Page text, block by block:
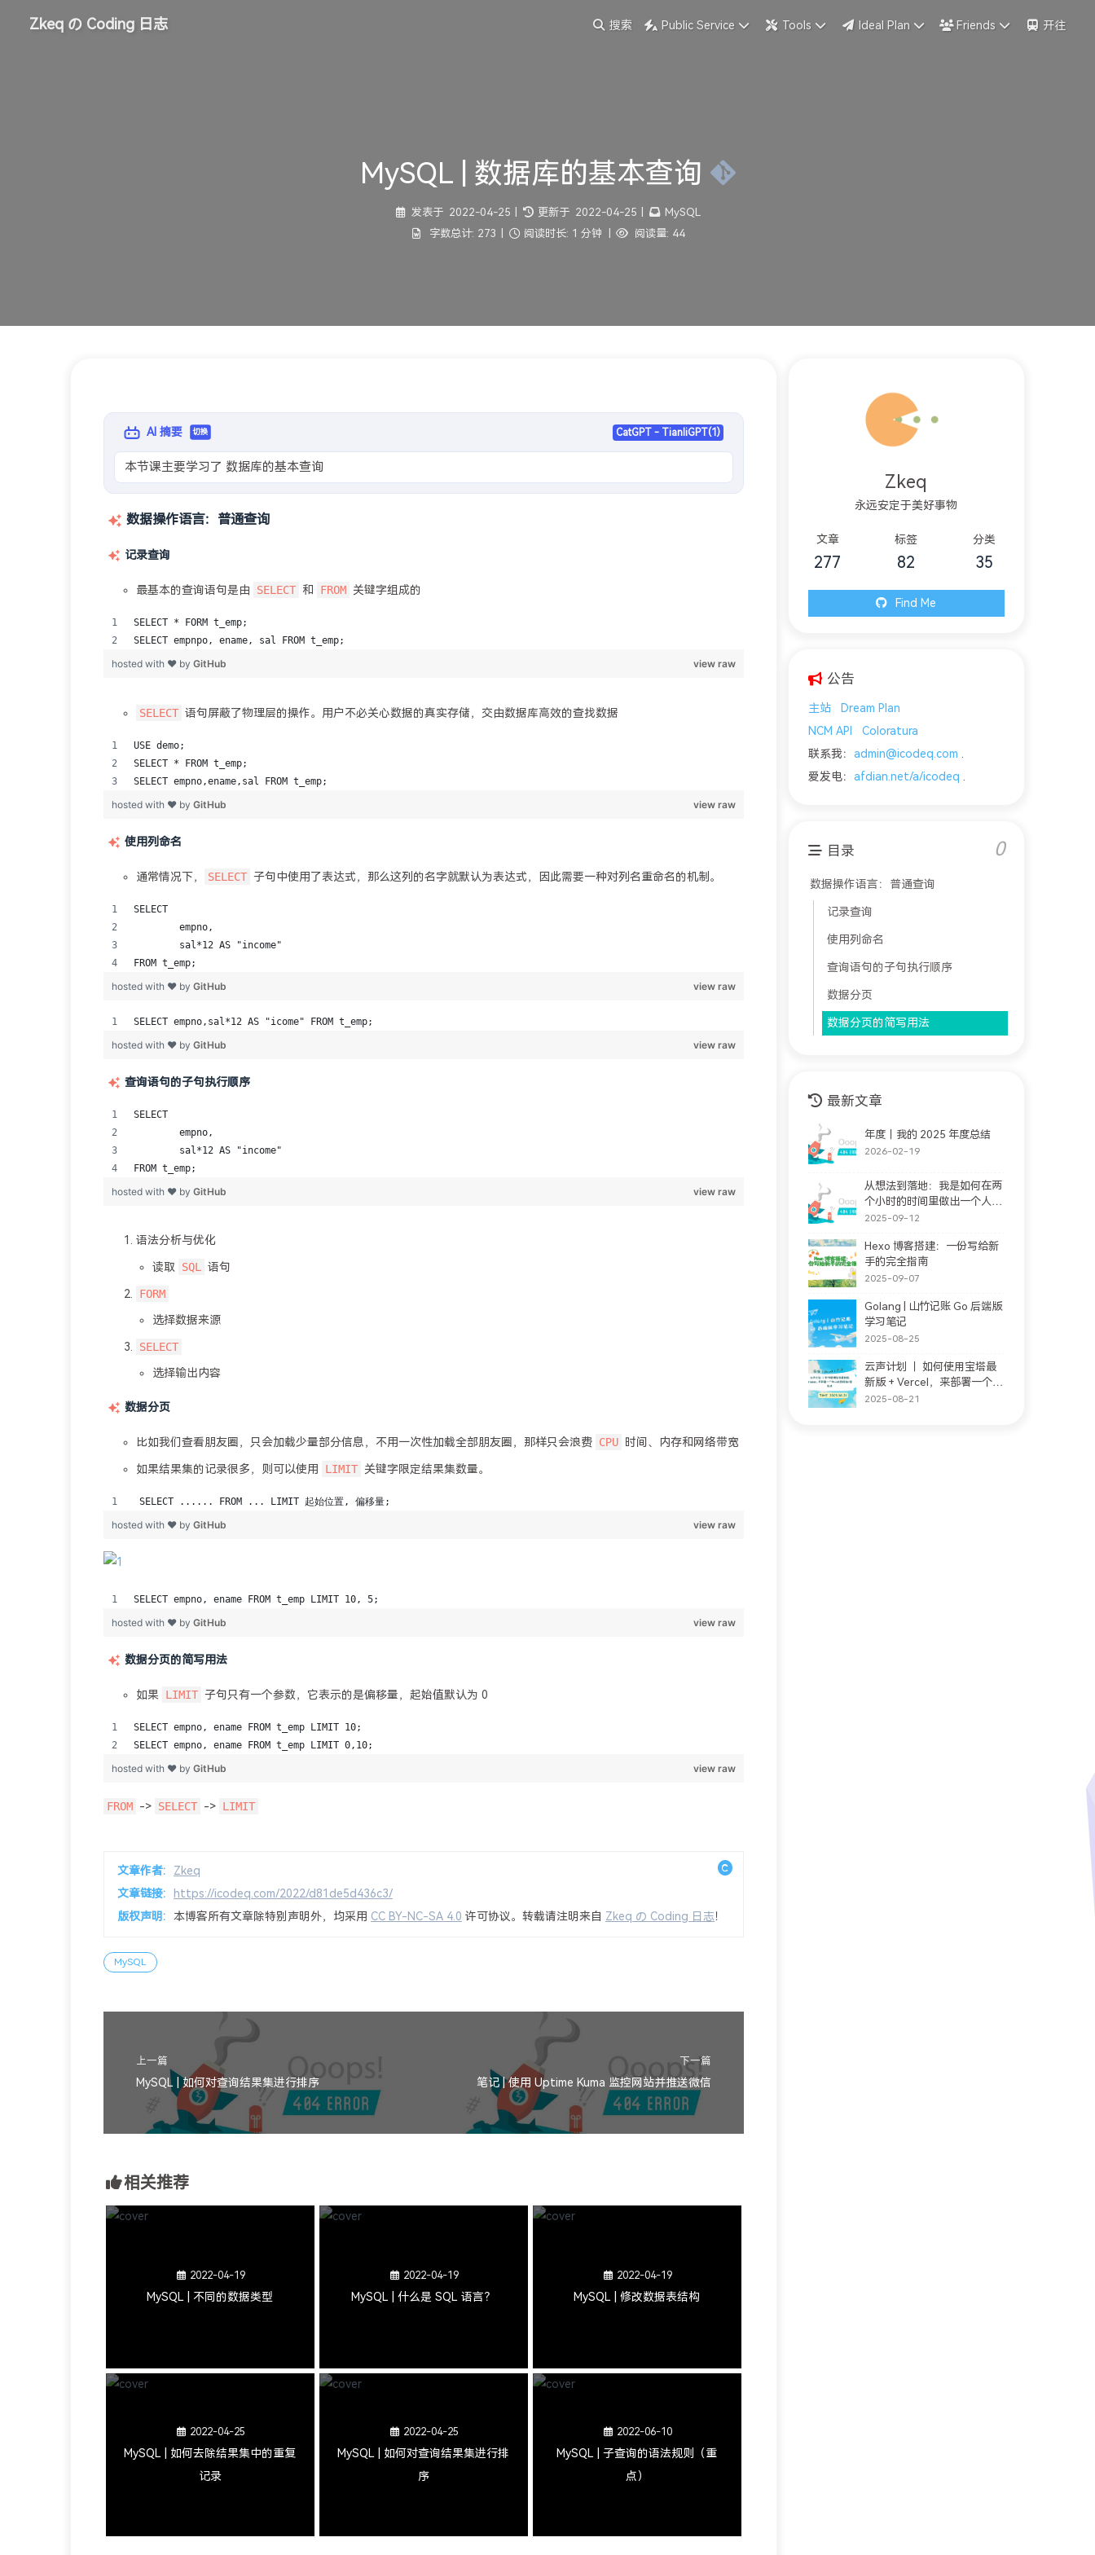
Zkeq の Coding 日志 搜索 Public Service Tools Ideal Plan Friends 开往
MySQL | 数据库的基本查询
发表于 2022-04-25 更新于 2022-04-25
MySQL
字数总计: 273 阅读时长: 1 分钟 阅读量: 44
AI 摘要 切换 CatGPT - TianliGPT(1)
本节课主要学习了 数据库的基本查询
数据操作语言：普通查询
记录查询
最基本的查询语句是由 SELECT 和 FROM 关键字组成的
SELECT 语句屏蔽了物理层的操作。用户不必关心数据的真实存储，交由数据库高效的查找数据
使用列命名
通常情况下， SELECT 子句中使用了表达式，那么这列的名字就默认为表达式，因此需要一种对列名重命名的机制。
查询语句的子句执行顺序
语法分析与优化
读取 SQL 语句
FORM
选择数据来源
SELECT
选择输出内容
数据分页
比如我们查看朋友圈，只会加载少量部分信息，不用一次性加载全部朋友圈，那样只会浪费 CPU 时间、内存和网络带宽
如果结果集的记录很多，则可以使用 LIMIT 关键字限定结果集数量。
数据分页的简写用法
如果 LIMIT 子句只有一个参数，它表示的是偏移量，起始值默认为 0
FROM -> SELECT -> LIMIT
文章作者:
Zkeq
文章链接:
https://icodeq.com/2022/d81de5d436c3/
版权声明:
本博客所有文章除特别声明外，均采用 CC BY-NC-SA 4.0 许可协议。转载请注明来自 Zkeq の Coding 日志 ！
MySQL
上一篇
MySQL | 如何对查询结果集进行排序
下一篇
笔记 | 使用 Uptime Kuma 监控网站并推送微信
相关推荐
2022-04-19
MySQL | 不同的数据类型
2022-04-19
MySQL | 什么是 SQL 语言？
2022-04-19
MySQL | 修改数据表结构
2022-04-25
MySQL | 如何去除结果集中的重复
记录
2022-04-25
MySQL | 如何对查询结果集进行排
序
2022-06-10
MySQL | 子查询的语法规则（重
点）
Zkeq
永远安定于美好事物
文章
277
标签
82
分类
35
Find Me
公告
主站
Dream Plan
NCM API
Coloratura
联系我： admin@icodeq.com .
爱发电： afdian.net/a/icodeq .
目录 0
数据操作语言：普通查询
记录查询
使用列命名
查询语句的子句执行顺序
数据分页
数据分页的简写用法
最新文章
年度｜我的 2025 年度总结
2026-02-19
从想法到落地：我是如何在两
个小时的时间里做出一个人格
完善站的。(支持大家随意提
2025-09-12
Hexo 博客搭建：一份写给新
手的完全指南
2025-09-07
Golang | 山竹记账 Go 后端版
学习笔记
2025-08-25
云声计划 ｜ 如何使用宝塔最
新版 + Vercel，来部署一个私
人的影视站 + 音乐站
2025-08-21